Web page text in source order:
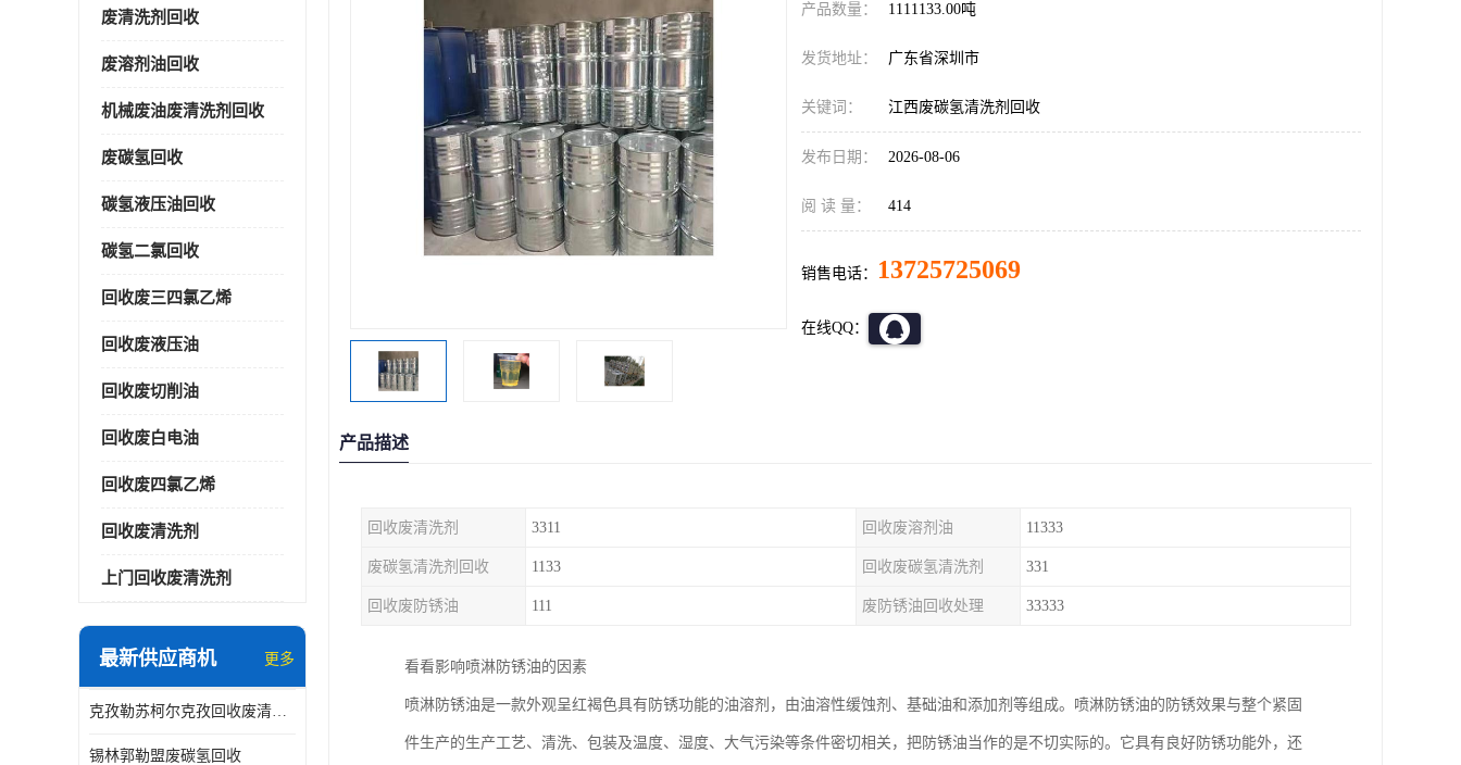
废清洗剂回收
废溶剂油回收
机械废油废清洗剂回收
废碳氢回收
碳氢液压油回收
碳氢二氯回收
回收废三四氯乙烯
回收废液压油
回收废切削油
回收废白电油
回收废四氯乙烯
回收废清洗剂
上门回收废清洗剂
最新供应商机 更多
克孜勒苏柯尔克孜回收废清洗剂
锡林郭勒盟废碳氢回收
产品数量： 1111133.00吨
发货地址： 广东省深圳市
关键词： 江西废碳氢清洗剂回收
发布日期： 2026-08-06
阅 读 量： 414
销售电话： 13725725069
在线QQ：
产品描述
回收废清洗剂 3311 回收废溶剂油 11333
废碳氢清洗剂回收 1133 回收废碳氢清洗剂 331
回收废防锈油 111 废防锈油回收处理 33333
看看影响喷淋防锈油的因素
喷淋防锈油是一款外观呈红褐色具有防锈功能的油溶剂，由油溶性缓蚀剂、基础油和添加剂等组成。喷淋防锈油的防锈效果与整个紧固
件生产的生产工艺、清洗、包装及温度、湿度、大气污染等条件密切相关，把防锈油当作的是不切实际的。它具有良好防锈功能外，还